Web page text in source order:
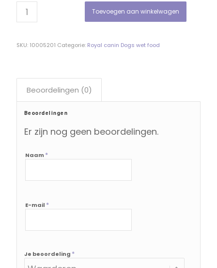
Toevoegen aan winkelwagen
SKU: 10005201 Categorie: Royal canin Dogs wet food
Beoordelingen (0)
Beoordelingen
Er zijn nog geen beoordelingen.
Naam *
E-mail *
Je beoordeling *